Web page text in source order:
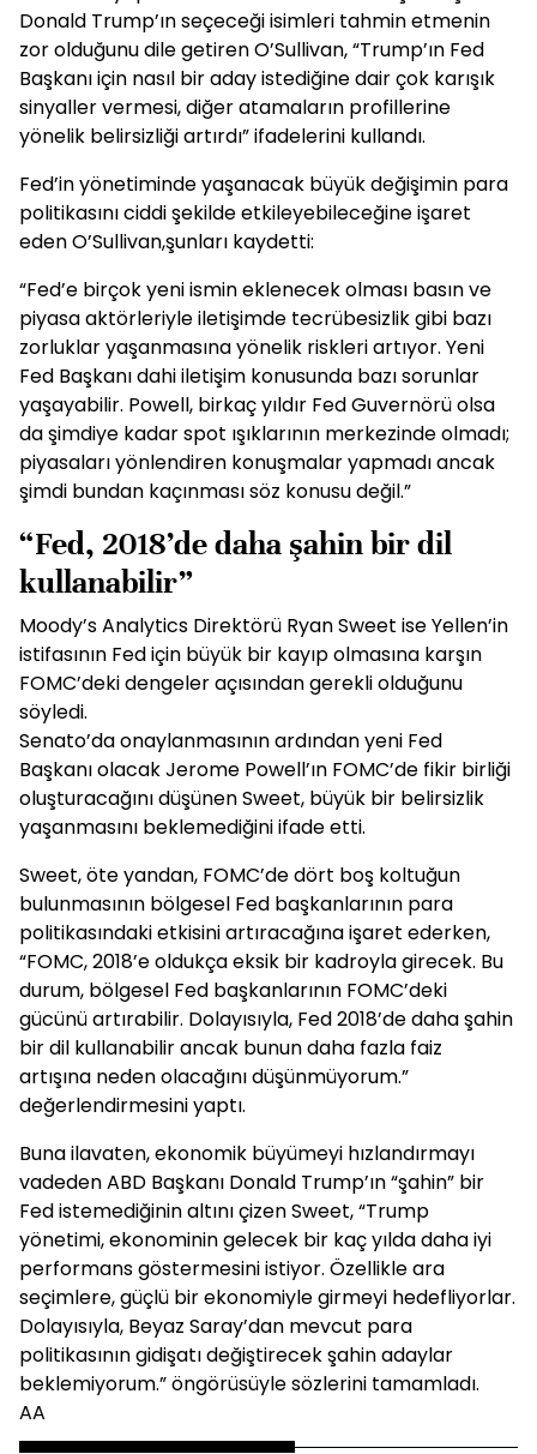
Donald Trump’ın seçeceği isimleri tahmin etmenin
zor olduğunu dile getiren O’Sullivan, “Trump’ın Fed
Başkanı için nasıl bir aday istediğine dair çok karışık
sinyaller vermesi, diğer atamaların profillerine
yönelik belirsizliği artırdı” ifadelerini kullandı.
Fed’in yönetiminde yaşanacak büyük değişimin para
politikasını ciddi şekilde etkileyebileceğine işaret
eden O’Sullivan,şunları kaydetti:
“Fed’e birçok yeni ismin eklenecek olması basın ve
piyasa aktörleriyle iletişimde tecrübesizlik gibi bazı
zorluklar yaşanmasına yönelik riskleri artıyor. Yeni
Fed Başkanı dahi iletişim konusunda bazı sorunlar
yaşayabilir. Powell, birkaç yıldır Fed Guvernörü olsa
da şimdiye kadar spot ışıklarının merkezinde olmadı;
piyasaları yönlendiren konuşmalar yapmadı ancak
şimdi bundan kaçınması söz konusu değil.”
“Fed, 2018’de daha şahin bir dil
kullanabilir”
Moody’s Analytics Direktörü Ryan Sweet ise Yellen’in
istifasının Fed için büyük bir kayıp olmasına karşın
FOMC’deki dengeler açısından gerekli olduğunu
söyledi.
Senato’da onaylanmasının ardından yeni Fed
Başkanı olacak Jerome Powell’ın FOMC’de fikir birliği
oluşturacağını düşünen Sweet, büyük bir belirsizlik
yaşanmasını beklemediğini ifade etti.
Sweet, öte yandan, FOMC’de dört boş koltuğun
bulunmasının bölgesel Fed başkanlarının para
politikasındaki etkisini artıracağına işaret ederken,
“FOMC, 2018’e oldukça eksik bir kadroyla girecek. Bu
durum, bölgesel Fed başkanlarının FOMC’deki
gücünü artırabilir. Dolayısıyla, Fed 2018’de daha şahin
bir dil kullanabilir ancak bunun daha fazla faiz
artışına neden olacağını düşünmüyorum.”
değerlendirmesini yaptı.
Buna ilavaten, ekonomik büyümeyi hızlandırmayı
vadeden ABD Başkanı Donald Trump’ın “şahin” bir
Fed istemediğinin altını çizen Sweet, “Trump
yönetimi, ekonominin gelecek bir kaç yılda daha iyi
performans göstermesini istiyor. Özellikle ara
seçimlere, güçlü bir ekonomiyle girmeyi hedefliyorlar.
Dolayısıyla, Beyaz Saray’dan mevcut para
politikasının gidişatı değiştirecek şahin adaylar
beklemiyorum.” öngörüsüyle sözlerini tamamladı.
AA